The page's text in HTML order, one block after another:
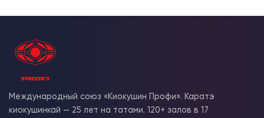
Международный союз «Киокушин Профи». Каратэ
киокушинкай — 25 лет на татами. 120+ залов в 17